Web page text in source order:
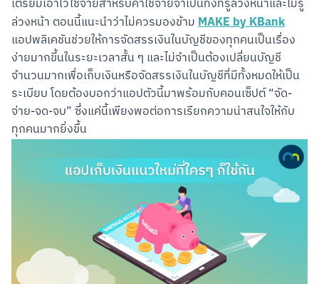
เตรียมเอาไว้ใช้จ่ายสำหรับค่าใช้จ่ายจำเป็นทั้งที่รู้ล่วงหน้าและไม่รู้
ล่วงหน้า ตอนนี้แนะนำว่าไม่ควรมองข้าม MAKE by KBank
แอปพลิเคชันช่วยให้การจัดสรรเงินในบัญชีของทุกคนเป็นเรื่อง
ง่ายมากขึ้นในระยะเวลาสั้น ๆ และไม่จำเป็นต้องเปลี่ยนบัญชี
จำนวนมากเพื่อเก็บเงินหรือจัดสรรเงินในบัญชีที่มีทั้งหมดให้เป็น
ระเบียบ โดยต้องบอกว่าแอปตัวนี้มาพร้อมกับคอนเซ็ปต์ “จัด-
จ่าย-จด-จบ” ซึ่งแค่นี้เพียงพอต่อการเรียกความน่าสนใจให้กับ